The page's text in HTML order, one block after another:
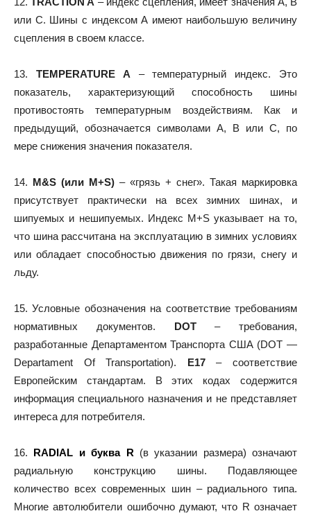
или С. Шины с индексом А имеют наибольшую величину
сцепления в своем классе.
13. TEMPERATURE A – температурный индекс. Это
показатель, характеризующий способность шины
противостоять температурным воздействиям. Как и
предыдущий, обозначается символами А, В или С, по
мере снижения значения показателя.
14. M&S (или M+S) – «грязь + снег». Такая маркировка
присутствует практически на всех зимних шинах, и
шипуемых и нешипуемых. Индекс M+S указывает на то,
что шина рассчитана на эксплуатацию в зимних условиях
или обладает способностью движения по грязи, снегу и
льду.
15. Условные обозначения на соответствие требованиям
нормативных документов. DOT– требования,
разработанные Департаментом Транспорта США (DOT —
Departament Of Transportation). Е17– соответствие
Европейским стандартам. В этих кодах содержится
информация специального назначения и не представляет
интереса для потребителя.
16. RADIAL и буква R (в указании размера) означают
радиальную конструкцию шины. Подавляющее
количество всех современных шин – радиального типа.
Многие автолюбители ошибочно думают, что R означает